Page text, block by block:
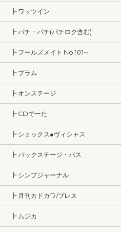
┣ ワッツイン
┣ パチ・パチ(パチロク含む)
┣ フールズメイト No.101～
┣ プラム
┣ オンステージ
┣ CDでーた
┣ ショックス●ヴィシャス
┣ バックステージ・パス
┣ シンプジャーナル
┣ 月刊カドカワ/ブレス
┣ ムジカ